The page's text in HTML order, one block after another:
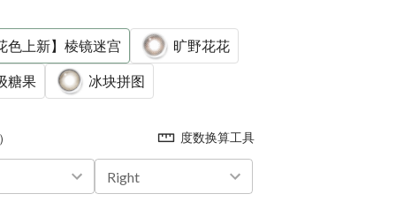
色上新】棱镜迷宫 旷野花花
糖果 冰块拼图
度数换算工具
Right